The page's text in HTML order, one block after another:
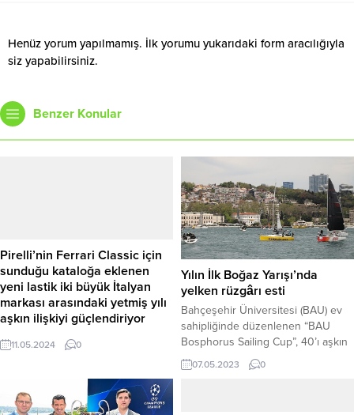
Henüz yorum yapılmamış. İlk yorumu yukarıdaki form aracılığıyla
siz yapabilirsiniz.
Benzer Konular
Pirelli’nin Ferrari Classic için
sunduğu kataloğa eklenen
yeni lastik iki büyük İtalyan
markası arasındaki yetmiş yılı
aşkın ilişkiyi güçlendiriyor
Ferrari Enzo için özel olarak
geliştirilen yeni P Zero Corsa
klasiklerin hem daha genç
modellerin ekipmanı olan Pirelli
11.05.2024 0
Yılın İlk Boğaz Yarışı’nda
yelken rüzgârı esti
Bahçeşehir Üniversitesi (BAU) ev
sahipliğinde düzenlenen “BAU
Bosphorus Sailing Cup”, 40’ı aşkın
yelkenlinin katılımı ile start aldı. Yılın
ilk boğaz yarışında kıyasıya yarışan
07.05.2023 0